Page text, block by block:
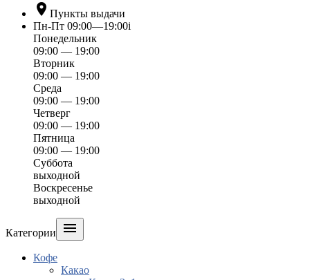
 Пункты выдачи
Пн-Пт 09:00—19:00i
Понедельник
09:00 — 19:00
Вторник
09:00 — 19:00
Среда
09:00 — 19:00
Четверг
09:00 — 19:00
Пятница
09:00 — 19:00
Суббота
выходной
Воскресенье
выходной
Категории 
Кофе
Какао